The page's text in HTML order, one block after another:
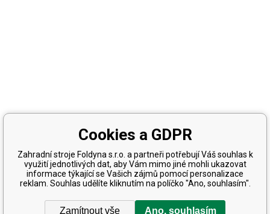
Cookies a GDPR
Zahradní stroje Foldyna s.r.o. a partneři potřebují Váš souhlas k
využití jednotlivých dat, aby Vám mimo jiné mohli ukazovat
informace týkající se Vašich zájmů pomocí personalizace
reklam. Souhlas udělíte kliknutím na políčko "Ano, souhlasím".
Zamítnout vše Ano, souhlasím